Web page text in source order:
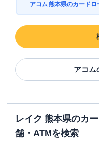
アコム 熊本県のカード
アコム
レイク 熊本県のカ
舗・ATMを検索